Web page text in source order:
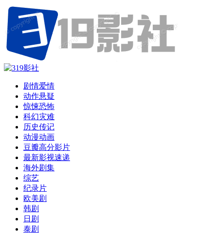
剧情爱情
动作悬疑
惊悚恐怖
科幻灾难
历史传记
动漫动画
豆瓣高分影片
最新影视速递
海外剧集
综艺
纪录片
欧美剧
韩剧
日剧
泰剧